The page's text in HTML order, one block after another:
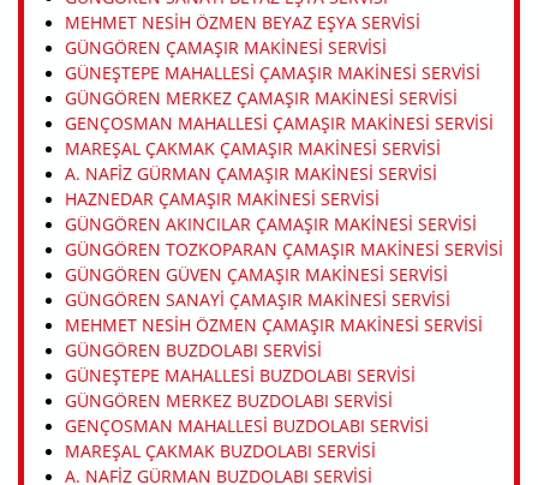
MEHMET NESIH ÖZMEN BEYAZ EŞYA SERVISI
GÜNGÖREN ÇAMAŞIR MAKINESI SERVISI
GÜNEŞTEPE MAHALLESI ÇAMAŞIR MAKINESI SERVISI
GÜNGÖREN MERKEZ ÇAMAŞIR MAKINESI SERVISI
GENÇOSMAN MAHALLESI ÇAMAŞIR MAKINESI SERVISI
MAREŞAL ÇAKMAK ÇAMAŞIR MAKINESI SERVISI
A. NAFIZ GÜRMAN ÇAMAŞIR MAKINESI SERVISI
HAZNEDAR ÇAMAŞIR MAKINESI SERVISI
GÜNGÖREN AKINCILAR ÇAMAŞIR MAKINESI SERVISI
GÜNGÖREN TOZKOPARAN ÇAMAŞIR MAKINESI SERVISI
GÜNGÖREN GÜVEN ÇAMAŞIR MAKINESI SERVISI
GÜNGÖREN SANAYI ÇAMAŞIR MAKINESI SERVISI
MEHMET NESIH ÖZMEN ÇAMAŞIR MAKINESI SERVISI
GÜNGÖREN BUZDOLABI SERVISI
GÜNEŞTEPE MAHALLESI BUZDOLABI SERVISI
GÜNGÖREN MERKEZ BUZDOLABI SERVISI
GENÇOSMAN MAHALLESI BUZDOLABI SERVISI
MAREŞAL ÇAKMAK BUZDOLABI SERVISI
A. NAFIZ GÜRMAN BUZDOLABI SERVISI